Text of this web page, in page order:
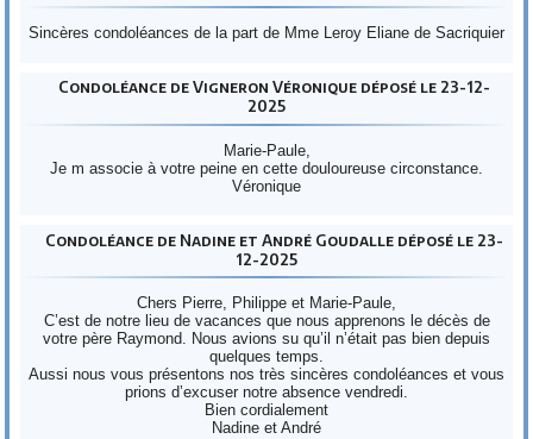
Sincères condoléances de la part de Mme Leroy Eliane de Sacriquier
Condoléance de Vigneron Véronique déposé le 23-12-
2025
Marie-Paule,
Je m associe à votre peine en cette douloureuse circonstance.
Véronique
Condoléance de Nadine et André Goudalle déposé le 23-
12-2025
Chers Pierre, Philippe et Marie-Paule,
C’est de notre lieu de vacances que nous apprenons le décès de
votre père Raymond. Nous avions su qu’il n’était pas bien depuis
quelques temps.
Aussi nous vous présentons nos très sincères condoléances et vous
prions d’excuser notre absence vendredi.
Bien cordialement
Nadine et André